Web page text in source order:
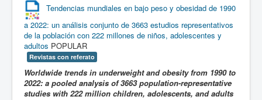
Tendencias mundiales en bajo peso y obesidad de 1990
a 2022: un análisis conjunto de 3663 estudios representativos
de la población con 222 millones de niños, adolescentes y
adultos POPULAR
Revistas con referato
Worldwide trends in underweight and obesity from 1990 to
2022: a pooled analysis of 3663 population-representative
studies with 222 million children, adolescents, and adults